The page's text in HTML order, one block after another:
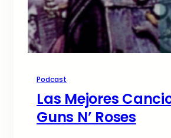
Podcast
Las Mejores
Guns N’ Roses